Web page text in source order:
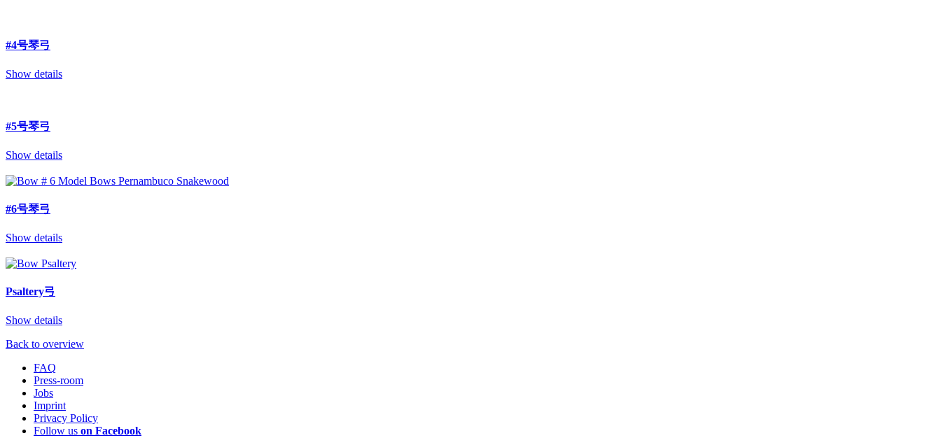
#4号琴弓
Show details
#5号琴弓
Show details
#6号琴弓
Show details
Psaltery弓
Show details
Back to overview
FAQ
Press-room
Jobs
Imprint
Privacy Policy
Follow us on Facebook